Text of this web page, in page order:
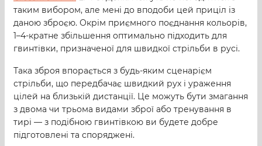
таким вибором, але мені до вподоби цей приціл із
даною зброєю. Окрім приємного поєднання кольорів,
1–4-кратне збільшення оптимально підходить для
гвинтівки, призначеної для швидкої стрільби в русі.
Така зброя впорається з будь-яким сценарієм
стрільби, що передбачає швидкий рух і ураження
цілей на близькій дистанції. Це можуть бути змагання
з двома чи трьома видами зброї або тренування в
тирі — з подібною гвинтівкою ви будете добре
підготовлені та споряджені.